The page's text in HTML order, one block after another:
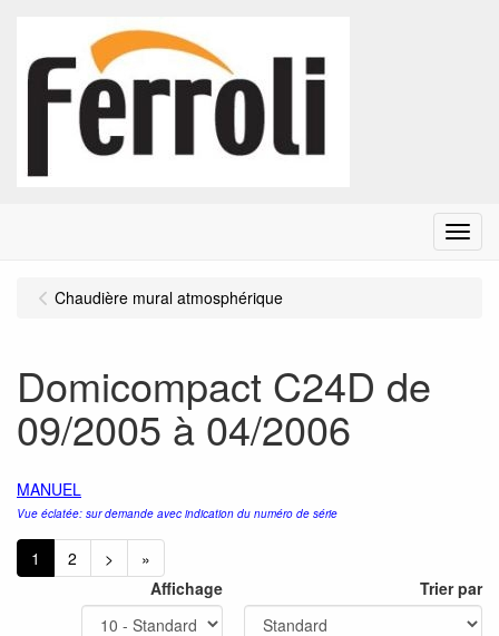
Menu
Chaudière mural atmosphérique
Domicompact C24D de
09/2005 à 04/2006
MANUEL
Vue éclatée: sur demande avec indication du numéro de série
1 2 >
»
Affichage
Trier par